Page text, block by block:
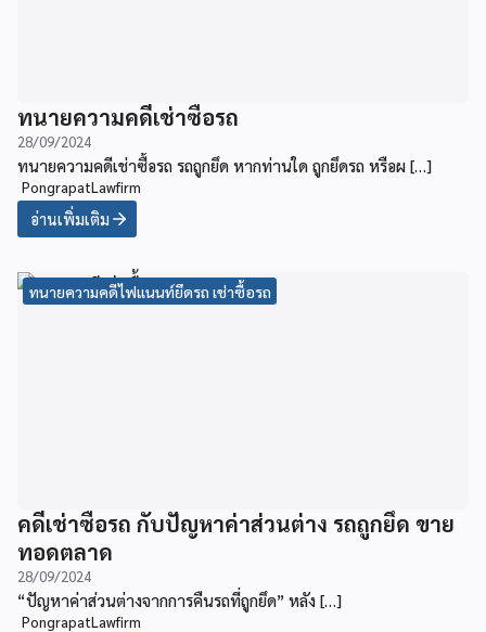
ทนายความคดีเช่าซื้อรถ
28/09/2024
ทนายความคดีเช่าซื้อรถ รถถูกยึด หากท่านใด ถูกยึดรถ หรือผ […]
PongrapatLawfirm
อ่านเพิ่มเติม
ทนายความคดีไฟแนนท์ยึดรถ เช่าซื้อรถ
คดีเช่าซื้อรถ กับปัญหาค่าส่วนต่าง รถถูกยึด ขาย
ทอดตลาด
28/09/2024
“ปัญหาค่าส่วนต่างจากการคืนรถที่ถูกยึด” หลัง […]
PongrapatLawfirm